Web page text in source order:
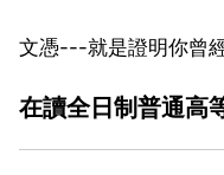
文憑---就是證明你曾
在讀全日制普通高